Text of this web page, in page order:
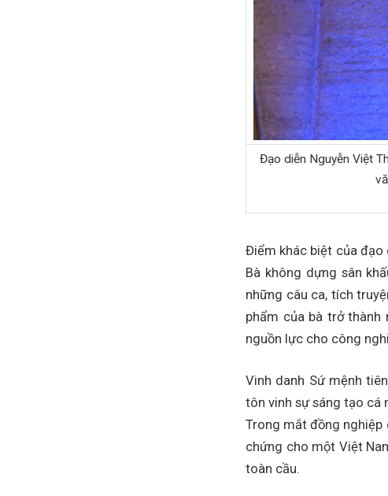
Đạo diễn Nguyễn Việt
Điểm khác biệt của đạo
Bà không dựng sân
những câu ca, tích
phẩm của bà trở thành
nguồn lực cho công
Vinh danh Sứ mệnh
tôn vinh sự sáng tạo cá
Trong mắt đồng nghiệp
chứng cho một Việt
toàn cầu.